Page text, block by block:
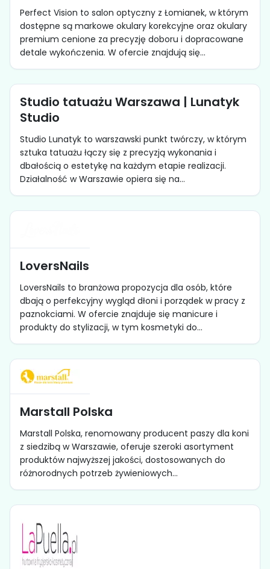
Perfect Vision to salon optyczny z Łomianek, w którym
dostępne są markowe okulary korekcyjne oraz okulary
premium cenione za precyzję doboru i dopracowane
detale wykończenia. W ofercie znajdują się...
Studio tatuażu Warszawa | Lunatyk
Studio
Studio Lunatyk to warszawski punkt twórczy, w którym
sztuka tatuażu łączy się z precyzją wykonania i
dbałością o estetykę na każdym etapie realizacji.
Działalność w Warszawie opiera się na...
LoversNails
LoversNails to branżowa propozycja dla osób, które
dbają o perfekcyjny wygląd dłoni i porządek w pracy z
paznokciami. W ofercie znajduje się manicure i
produkty do stylizacji, w tym kosmetyki do...
Marstall Polska
Marstall Polska, renomowany producent paszy dla koni
z siedzibą w Warszawie, oferuje szeroki asortyment
produktów najwyższej jakości, dostosowanych do
różnorodnych potrzeb żywieniowych...